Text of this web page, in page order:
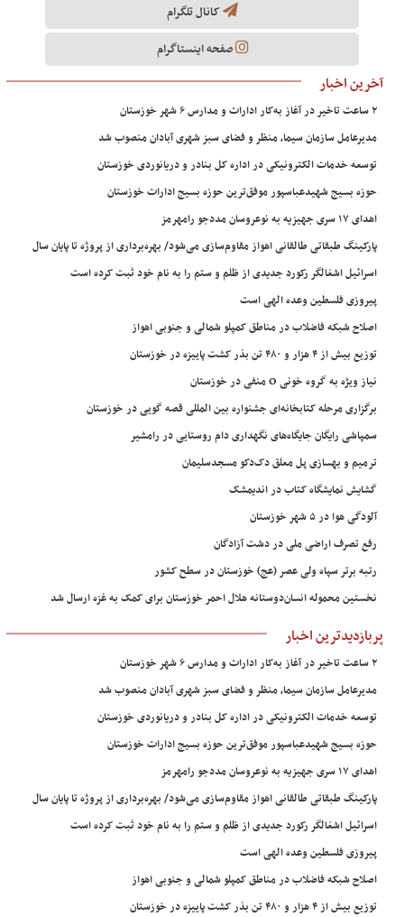
کانال تلگرام
صفحه اینستاگرام
آخرین اخبار
۲ ساعت تاخیر در آغاز به‌کار ادارات و مدارس ۶ شهر خوزستان
مدیرعامل سازمان سیما، منظر و فضای سبز شهری آبادان منصوب شد
توسعه خدمات الکترونیکی در اداره کل بنادر و دریانوردی خوزستان
حوزه بسیج شهیدعباسپور موفق‌ترین حوزه بسیج ادارات خوزستان
اهدای ۱۷ سری جهیزیه به نوعروسان مددجو رامهرمز
پارکینگ طبقاتی طالقانی اهواز مقاوم‌سازی می‌شود/ بهره‌برداری از پروژه تا پایان سال
اسرائیل اشغالگر رکورد جدیدی از ظلم و ستم را به نام خود ثبت کرده است
پیروزی فلسطین وعده الهی است
اصلاح شبکه فاضلاب در مناطق کمپلو شمالی و جنوبی اهواز
توزیع بیش از ۴ هزار و ۴۸۰ تن بذر کشت پاییزه در خوزستان
نیاز ویژه به گروه خونی O منفی در خوزستان
برگزاری مرحله کتابخانه‌ای جشنواره بین المللی قصه گویی در خوزستان
سمپاشی رایگان جایگاه‌های نگهداری دام روستایی در رامشیر
ترمیم و بهسازی پل معلق دک‌دکو مسجدسلیمان
گشایش نمایشگاه کتاب در اندیمشک
آلودگی هوا در ۵ شهر خوزستان
رفع تصرف اراضی ملی در دشت آزادگان
رتبه برتر سپاه ولی عصر (عج) خوزستان در سطح کشور
نخستین محموله انسان‌دوستانه هلال احمر خوزستان برای کمک به غزه ارسال شد
پربازدیدترین اخبار
۲ ساعت تاخیر در آغاز به‌کار ادارات و مدارس ۶ شهر خوزستان
مدیرعامل سازمان سیما، منظر و فضای سبز شهری آبادان منصوب شد
توسعه خدمات الکترونیکی در اداره کل بنادر و دریانوردی خوزستان
حوزه بسیج شهیدعباسپور موفق‌ترین حوزه بسیج ادارات خوزستان
اهدای ۱۷ سری جهیزیه به نوعروسان مددجو رامهرمز
پارکینگ طبقاتی طالقانی اهواز مقاوم‌سازی می‌شود/ بهره‌برداری از پروژه تا پایان سال
اسرائیل اشغالگر رکورد جدیدی از ظلم و ستم را به نام خود ثبت کرده است
پیروزی فلسطین وعده الهی است
اصلاح شبکه فاضلاب در مناطق کمپلو شمالی و جنوبی اهواز
توزیع بیش از ۴ هزار و ۴۸۰ تن بذر کشت پاییزه در خوزستان